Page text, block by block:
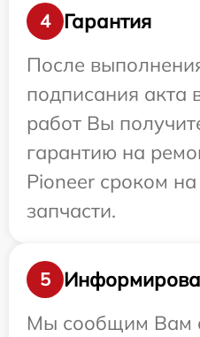
4
Гарантия
После
подписания акта
работ Вы
гарантию на
Pioneer сроком
запчасти.
5
Мы сообщим Вам